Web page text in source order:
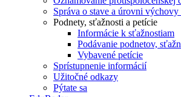
Správa o stave a úrovni výchovy
Podnety, sťažnosti a petície
Informácie k sťažnostiam
Podávanie podnetov,
Vybavené petície
Sprístupnenie informácií
Užitočné odkazy
Pýtate sa